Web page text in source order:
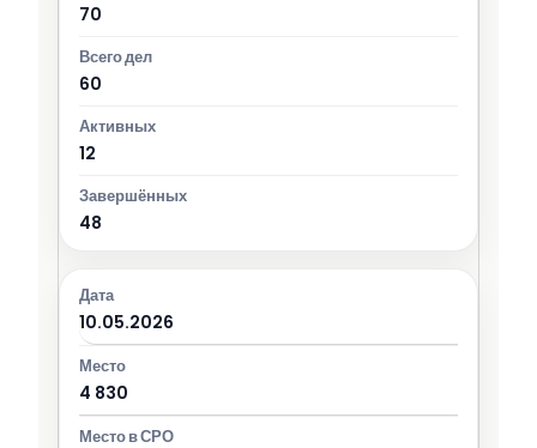
70
60
12
48
10.05.2026
4 830